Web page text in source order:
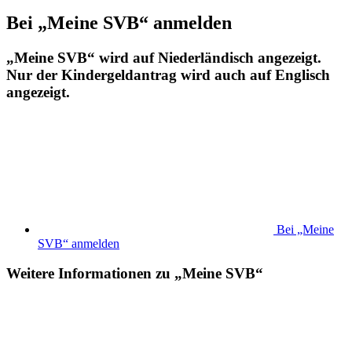
Bei „Meine SVB“ anmelden
„Meine SVB“ wird auf Niederländisch angezeigt.
Nur der Kindergeldantrag wird auch auf Englisch
angezeigt.
Bei „Meine
SVB“ anmelden
Weitere Informationen zu „Meine SVB“